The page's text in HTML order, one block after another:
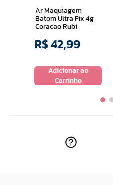
Ar Maquiagem
Batom Ultra Fix 4g
Coracao Rubi
R$42,99
Adicionar ao
Carrinho